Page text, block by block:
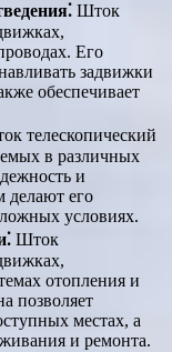
Шток
Его
задвижки
обеспечивает
телескопический
в различных
и
делают его
условиях.
Шток
отопления и
позволяет
местах, а
и ремонта.